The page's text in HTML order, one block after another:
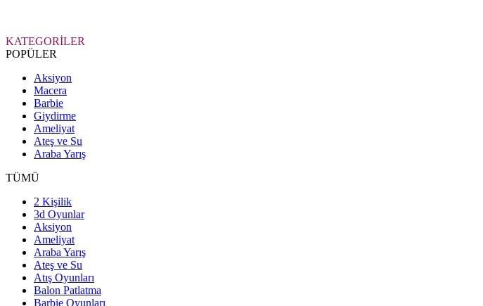
KATEGORİLER
POPÜLER
Aksiyon
Macera
Barbie
Giydirme
Ameliyat
Ateş ve Su
Araba Yarış
TÜMÜ
2 Kişilik
3d Oyunlar
Aksiyon
Ameliyat
Araba Yarış
Ateş ve Su
Atış Oyunları
Balon Patlatma
Barbie Oyunları